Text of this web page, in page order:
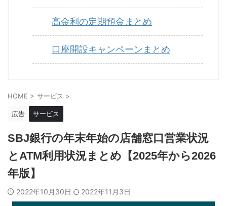
高金利の定期預金まとめ
口座開設キャンペーンまとめ
HOME > サービス >
広告 サービス
SBJ銀行の年末年始の店舗窓口営業状況
とATM利用状況まとめ【2025年から2026
年版】
2022年10月30日 2022年11月3日